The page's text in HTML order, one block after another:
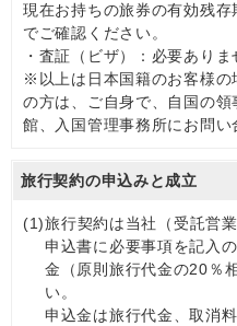
現在お持ちの旅券の有効残
でご確認ください。
・査証（ビザ）：必要ありま
※以上は日本国籍のお客様の
の方は、ご自身で、自国の
館、入国管理事務所にお問い
旅行契約の申込みと成立
(1)旅行契約は当社（受託営
申込書に必要事項を記入
金（原則旅行代金の20％
い。
申込金は旅行代金、取消